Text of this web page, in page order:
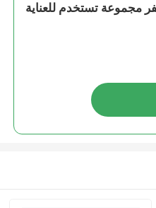
مجموعة تستخدم للعناية